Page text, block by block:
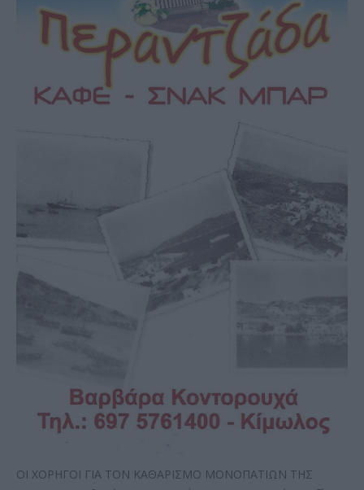
ΟΙ ΧΟΡΗΓΟΙ ΓΙΑ ΤΟΝ ΚΑΘΑΡΙΣΜΟ ΜΟΝΟΠΑΤΙΩΝ ΤΗΣ